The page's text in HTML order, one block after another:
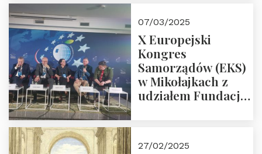
07/03/2025
X Europejski
Kongres
Samorządów (EKS)
w Mikołajkach z
udziałem Fundacji
27/02/2025